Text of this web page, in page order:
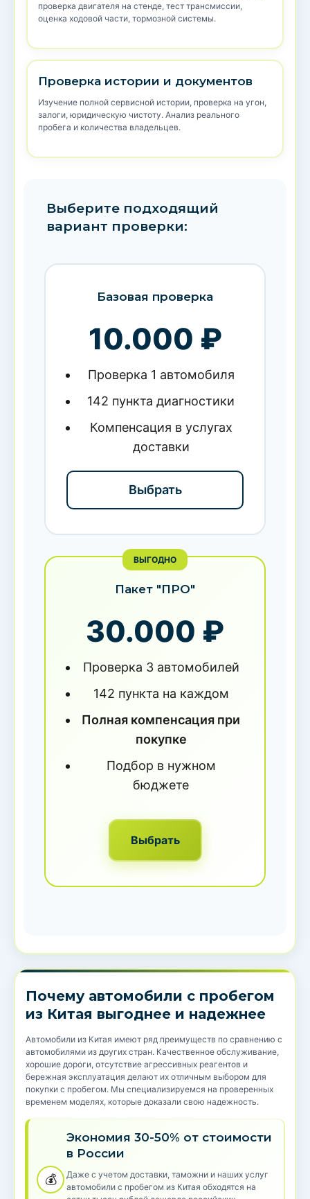
проверка двигателя на стенде, тест трансмиссии,
оценка ходовой части, тормозной системы.
Проверка истории и документов
Изучение полной сервисной истории, проверка на угон,
залоги, юридическую чистоту. Анализ реального
пробега и количества владельцев.
Выберите подходящий
вариант проверки:
Базовая проверка
10.000 ₽
Проверка 1 автомобиля
142 пункта диагностики
Компенсация в услугах
доставки
Выбрать
ВЫГОДНО
Пакет "ПРО"
30.000 ₽
Проверка 3 автомобилей
142 пункта на каждом
Полная компенсация при
покупке
Подбор в нужном
бюджете
Выбрать
Почему автомобили с пробегом
из Китая выгоднее и надежнее
Автомобили из Китая имеют ряд преимуществ по сравнению с
автомобилями из других стран. Качественное обслуживание,
хорошие дороги, отсутствие агрессивных реагентов и
бережная эксплуатация делают их отличным выбором для
покупки с пробегом. Мы специализируемся на проверенных
временем моделях, которые доказали свою надежность.
💰
Экономия 30-50% от стоимости
в России
Даже с учетом доставки, таможни и наших услуг
автомобили с пробегом из Китая обходятся на